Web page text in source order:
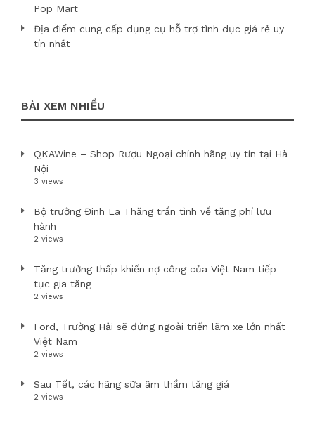
Pop Mart
Địa điểm cung cấp dụng cụ hỗ trợ tình dục giá rẻ uy
tín nhất
BÀI XEM NHIỀU
QKAWine – Shop Rượu Ngoại chính hãng uy tín tại Hà
Nội
3 views
Bộ trưởng Đinh La Thăng trần tình về tăng phí lưu
hành
2 views
Tăng trưởng thấp khiến nợ công của Việt Nam tiếp
tục gia tăng
2 views
Ford, Trường Hải sẽ đứng ngoài triển lãm xe lớn nhất
Việt Nam
2 views
Sau Tết, các hãng sữa âm thầm tăng giá
2 views